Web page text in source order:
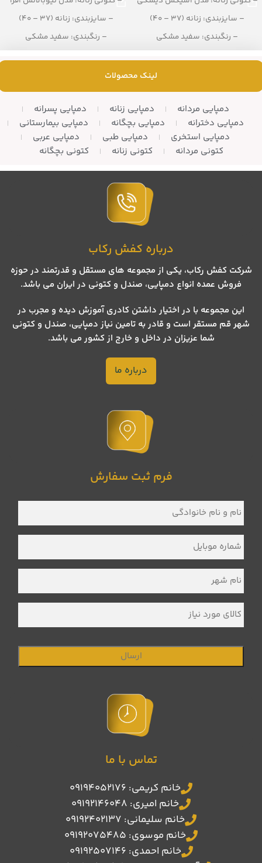
– سایزبندی: زنانه (37 – 40)
– رنگبندی: سفید مشکی
– تعداد در کارتن: 8 جفت
– سایزبندی: زنانه (37 – 40)
– رنگبندی: سفید مشکی
لینک محصولات
دمپایی مردانه دمپایی زنانه
دمپایی پسرانه
دمپایی دخترانه
دمپایی بچگانه
دمپایی بیمارستانی
دمپایی استخری
دمپایی طبی
دمپایی عربی
کتونی مردانه
کتونی زنانه کتونی بچگانه
درباره کفش رکاب
شرکت کفش رکاب، یکی از مجموعه های مستقل و قدرتمند در حوزه
فروش عمده انواع دمپایی، صندل و کتونی در ایران می باشد.
این مجموعه با در اختیار داشتن کادری آموزش دیده و مجرب در
شهر قم مستقر است و قادر به تامین نیاز دمپایی، صندل و کتونی
شما عزیزان در داخل و خارج از کشور می باشد.
درباره ما
فرم ثبت سفارش
نام
و
نام
خانوادگی *
شماره
موبایل *
نام
شهر *
کالای
مورد
نیاز
تماس با ما
خانم کریمی: 09194052176
خانم امیری: 09192146048
خانم سلیمانی: 09192402137
خانم موسوی: 09192075485
خانم احمدی: 09192507146